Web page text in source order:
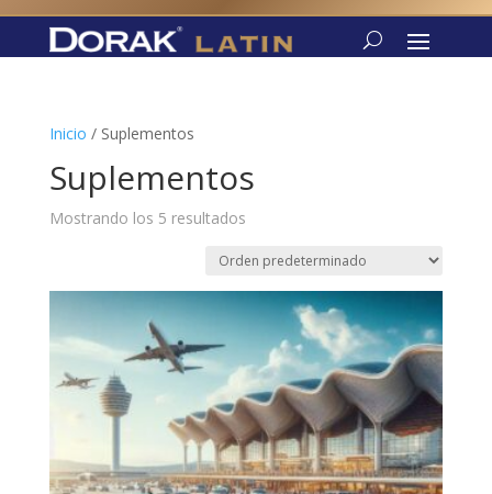
Inicio / Suplementos
Suplementos
Mostrando los 5 resultados